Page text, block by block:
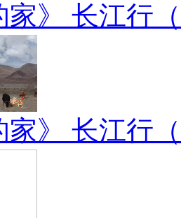
家》 长江行
家》 长江行